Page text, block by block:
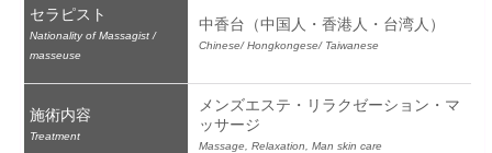
セラピスト
Nationality of Massagist /
masseuse
中香台（中国人・香港人・台湾人）
Chinese/ Hongkongese/ Taiwanese
施術内容
Treatment
メンズエステ・リラクゼーション・マ
ッサージ
Massage, Relaxation, Man skin care